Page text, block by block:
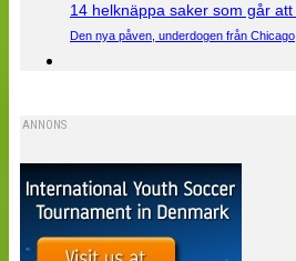
14 helknäppa saker som går
Den nya påven, underdogen från
ANNONS